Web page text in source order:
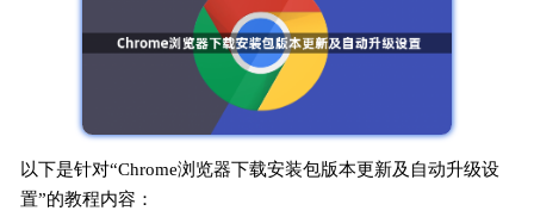
以下是针对“Chrome浏览器下载安装包版本更新及自动升级设
置”的教程内容：